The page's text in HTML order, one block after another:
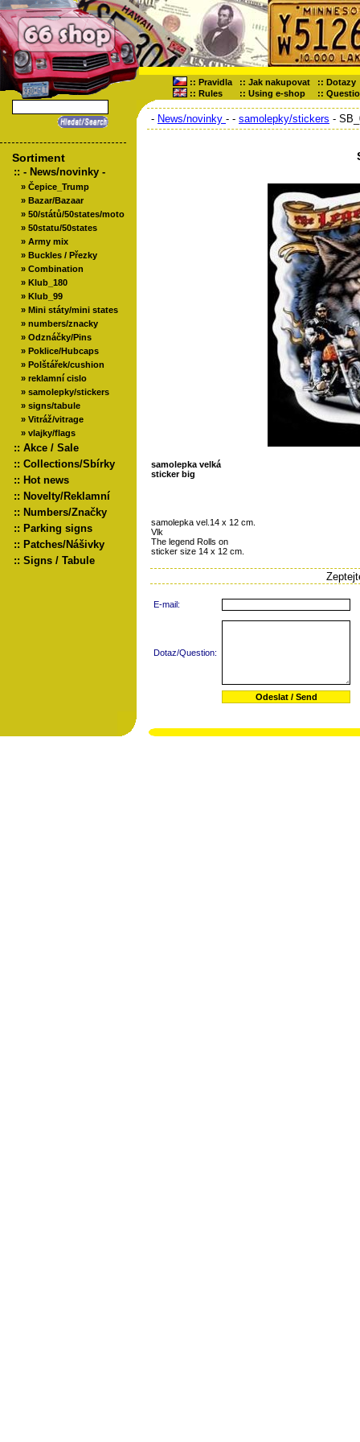
:: Pravidla :: Jak nakupovat :: Dotazy
:: Rules :: Using e-shop ::
Sortiment
:: - News/novinky -
» Čepice_Trump
» Bazar/Bazaar
» 50/států/50states/moto
» 50statu/50states
» Army mix
» Buckles / Přezky
» Combination
» Klub_180
» Klub_99
» Mini státy/mini states
» numbers/znacky
» Odznáčky/Pins
» Poklice/Hubcaps
» Polštářek/cushion
» reklamní cislo
» samolepky/stickers
» signs/tabule
» Vitráž/vitrage
» vlajky/flags
:: Akce / Sale
:: Collections/Sbírky
:: Hot news
:: Novelty/Reklamní
:: Numbers/Značky
:: Parking signs
:: Patches/Nášivky
:: Signs / Tabule
- News/novinky - - samolepky/stickers -
samolepka velká
sticker big
samolepka vel.14 x 12 cm.
Vlk
The legend Rolls on
sticker size 14 x 12 cm.
E-mail:
Dotaz/Question: